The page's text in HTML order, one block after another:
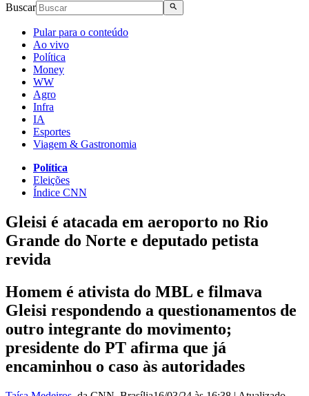
Buscar
Pular para o conteúdo
Ao vivo
Política
Money
WW
Agro
Infra
IA
Esportes
Viagem & Gastronomia
Política
Eleições
Índice CNN
Gleisi é atacada em aeroporto no Rio
Grande do Norte e deputado petista
revida
Homem é ativista do MBL e filmava
Gleisi respondendo a questionamentos de
outro integrante do movimento;
presidente do PT afirma que já
encaminhou o caso às autoridades